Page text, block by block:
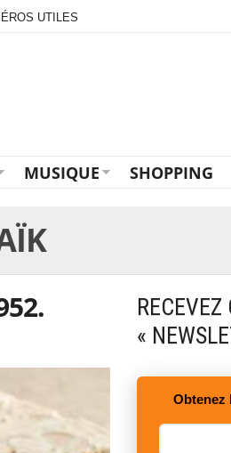
UTILES
MUSIQUE SHOPPING
«
Obtenez